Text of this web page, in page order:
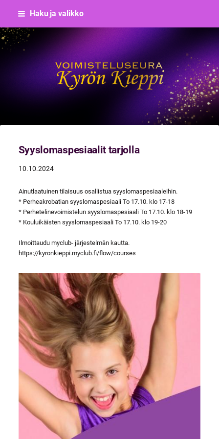
Siirry
sisältöön
Haku ja valikko
Voimisteluseura Kyrön Kieppi
Syyslomaspesiaalit tarjolla
10.10.2024
Ainutlaatuinen tilaisuus osallistua syyslomaspesiaaleihin.
* Perheakrobatian syyslomaspesiaali To 17.10. klo 17-18
* Perhetelinevoimistelun syyslomaspesiaali To 17.10. klo 18-19
* Kouluikäisten syyslomaspesiaali To 17.10. klo 19-20
Ilmoittaudu myclub- järjestelmän kautta.
https://kyronkieppi.myclub.fi/flow/courses